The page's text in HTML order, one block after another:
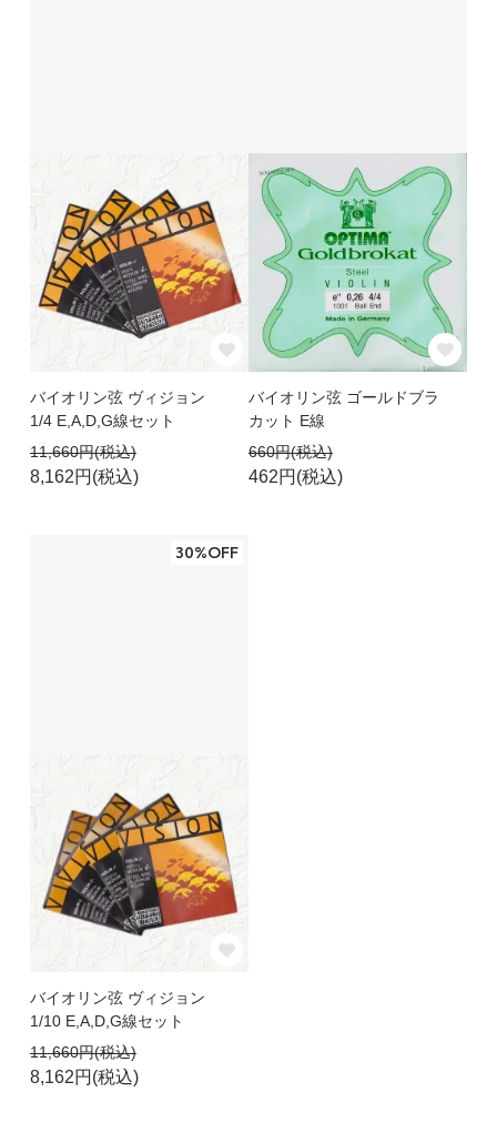
バイオリン弦 ヴィジョン
1/4 E,A,D,G線セット
11,660円(税込)
8,162円(税込)
バイオリン弦 ゴールドブラ
カット E線
660円(税込)
462円(税込)
30%OFF
バイオリン弦 ヴィジョン
1/10 E,A,D,G線セット
11,660円(税込)
8,162円(税込)